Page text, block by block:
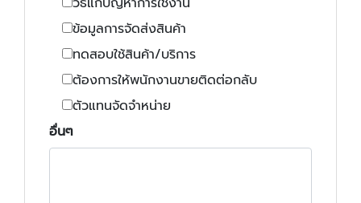
ข้อมูลการจัดส่งสินค้า
ทดสอบใช้สินค้า/บริการ
ต้องการให้พนักงานขายติดต่อกลับ
ตัวแทนจัดจำหน่าย
อื่นๆ